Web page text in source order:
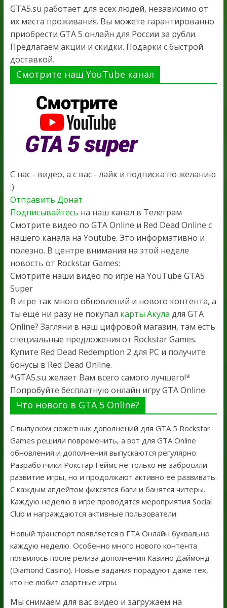
GTA5.su работает для всех людей, независимо от
их места проживания. Вы можете гарантированно
приобрести GTA 5 онлайн для России за рубли.
Предлагаем акции и скидки. Подарки с быстрой
доставкой.
Смотрите наш YouTube канал
С нас - видео, а с вас - лайк и подписка по желанию
:)
Отправить Донат
Подписывайтесь на наш канал в Телеграм
Смотрите видео по GTA Online и Red Dead Online с
нашего канала на Youtube. Это информативно и
полезно. В центре внимания на этой неделе
новость от Rockstar Games:
Смотрите наши видео по игре на YouTube GTA5
Super
В игре так много обновлений и нового контента, а
ты ещё ни разу не покупал карты Акула для GTA
Online? Загляни в наш цифровой магазин, там есть
специальные предложения от Rockstar Games.
Купите Red Dead Redemption 2 для PC и получите
бонусы в Red Dead Online.
*GTA5.su желает Вам всего самого лучшего!*
Попробуйте бесплатную онлайн игру GTA Online
Что нового в GTA 5 Online?
С выпуском сюжетных дополнений для GTA 5 Rockstar
Games решили повременить, а вот для GTA Online
обновления и дополнения выпускаются регулярно.
Разработчики Рокстар Геймс не только не забросили
развитие игры, но и продолжают активно её развивать.
С каждым апдейтом фиксятся баги и банятся читеры.
Каждую неделю в игре проводятся мероприятия Social
Club и награждаются активные пользователи.
Новый транспорт появляется в ГТА Онлайн буквально
каждую неделю. Особенно много нового контента
появилось после релиза дополнения Казино Даймонд
(Diamond Casino). Новые задания порадуют даже тех,
кто не любит азартные игры.
Мы снимаем для вас видео и загружаем на